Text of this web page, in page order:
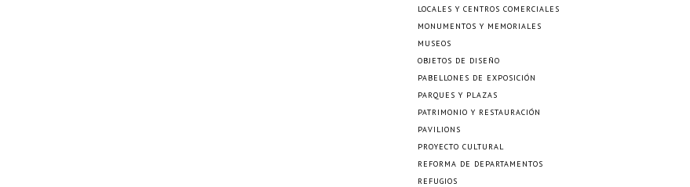
LOCALES Y CENTROS COMERCIALES
MONUMENTOS Y MEMORIALES
MUSEOS
OBJETOS DE DISEÑO
PABELLONES DE EXPOSICIÓN
PARQUES Y PLAZAS
PATRIMONIO Y RESTAURACIÓN
PAVILIONS
PROYECTO CULTURAL
REFORMA DE DEPARTAMENTOS
REFUGIOS